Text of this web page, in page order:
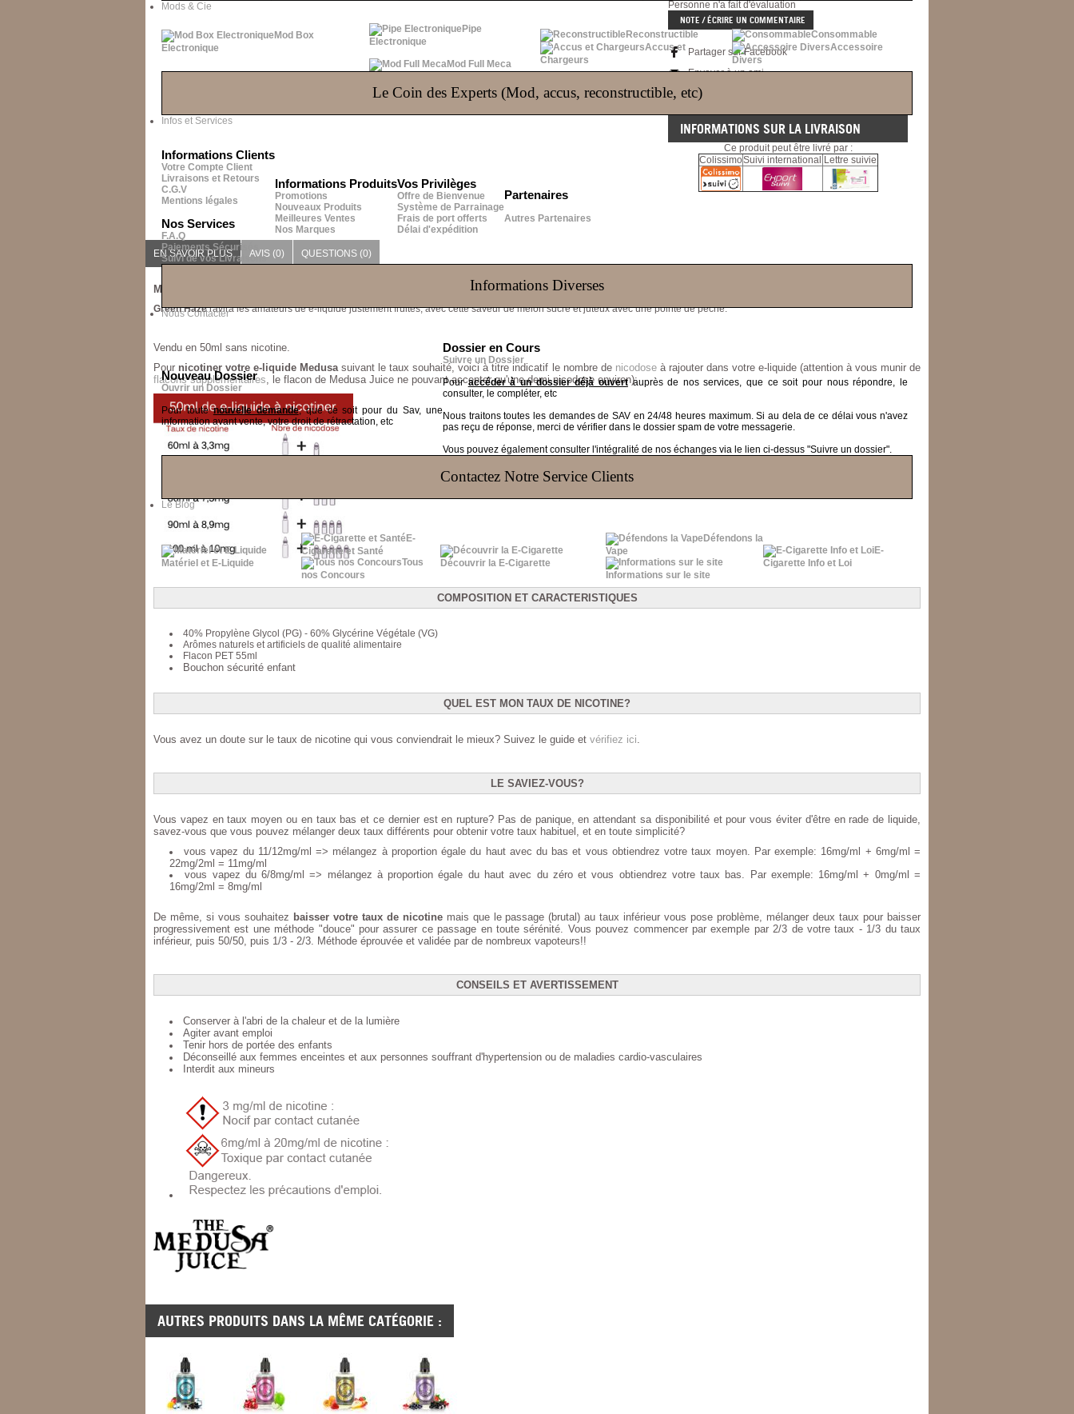
Mods & Cie
Mod Box
Electronique
Pipe
Electronique
Mod Full Meca
Reconstructible
Accus et
Chargeurs
Consommable
Accessoire
Divers
Le Coin des Experts (Mod, accus, reconstructible, etc)
Infos et Services
Informations Clients
Votre Compte Client
Livraisons et Retours
C.G.V
Mentions légales
Nos Services
F.A.Q
Paiements Sécurisés
Suivi de vos Livraisons
Informations Produits
Promotions
Nouveaux Produits
Meilleures Ventes
Nos Marques
Vos Privilèges
Offre de Bienvenue
Système de Parrainage
Frais de port offerts
Délai d'expédition
Partenaires
Autres Partenaires
Informations Diverses
Nous Contacter
Nouveau Dossier
Ouvrir un Dossier
Pour toutenouvelle demande, que ce soit pour du Sav, une
information avant vente, votre droit de rétractation, etc
Dossier en Cours
Suivre un Dossier
Pouraccéder à un dossier déjà ouvertauprès de nos services, que ce soit pour nous répondre, le
consulter, le compléter, etc
Nous traitons toutes les demandes de SAV en 24/48 heures maximum.Si au dela de ce délai vous n'avez
pas reçu de réponse, merci de vérifier dans le dossier spam de votre messagerie.
Vous pouvez également consulter l'intégralité de nos échanges via le lien ci-dessus "Suivre un dossier".
Contactez Notre Service Clients
Le Blog
Matériel et E-Liquide
E-
Cigarette et Santé
Tous
nos Concours
Découvrir la E-Cigarette
Défendons la
Vape
Informations sur le site
E-
Cigarette Info et Loi
Personne n'a fait d'évaluation
NOTE / ÉCRIRE UN COMMENTAIRE
Partager sur Facebook
Envoyer à un ami
Poser une question
INFORMATIONS SUR LA LIVRAISON
Ce produit peut être livré par :
ColissimoSuivi international Lettre suivie
EN SAVOIR PLUS AVIS (0) QUESTIONS (0)
Medusa Juice situé dans la province de Kuala Lumpur en Malaisie.
Green Hazeravira les amateurs de e-liquide justement fruités, avec cette saveur de melon sucré et juteux avec une pointe de pêche.
Vendu en 50ml sans nicotine.
Pour nicotiner votre e-liquide Medusasuivant le taux souhaité, voici à titre indicatif le nombre de nicodoseà rajouter dans votre e-liquide (attention à vous munir de
flacons supplémentaires, le flacon de Medusa Juice ne pouvant accepter qu'une demi nicodose environ):
COMPOSITION ET CARACTERISTIQUES
40% Propylène Glycol (PG) - 60% Glycérine Végétale (VG)
Arômes naturels et artificiels de qualité alimentaire
Flacon PET 55ml
Bouchon sécurité enfant
QUEL EST MON TAUX DE NICOTINE?
Vous avez un doute sur le taux de nicotine qui vous conviendrait le mieux? Suivez le guide et vérifiez ici.
LE SAVIEZ-VOUS?
Vous vapez en taux moyen ou en taux bas et ce dernier est en rupture? Pas de panique, en attendant sa disponibilité et pour vous éviter d'être en rade de liquide,
savez-vous que vous pouvez mélanger deux taux différents pour obtenir votre taux habituel, et en toute simplicité?
vous vapez du 11/12mg/ml => mélangez à proportion égale du haut avec du bas et vous obtiendrez votre taux moyen. Par exemple: 16mg/ml + 6mg/ml =
22mg/2ml = 11mg/ml
vous vapez du 6/8mg/ml => mélangez à proportion égale du haut avec du zéro et vous obtiendrez votre taux bas. Par exemple: 16mg/ml + 0mg/ml =
16mg/2ml = 8mg/ml
De même, si vous souhaitez baisser votre taux de nicotinemais que le passage (brutal) au taux inférieur vous pose problème, mélanger deux taux pour baisser
progressivement est une méthode "douce" pour assurer ce passage en toute sérénité. Vous pouvez commencer par exemple par 2/3 de votre taux - 1/3 du taux
inférieur, puis 50/50, puis 1/3 - 2/3. Méthode éprouvée et validée par de nombreux vapoteurs!!
CONSEILS ET AVERTISSEMENT
Conserver à l'abri de la chaleur et de la lumière
Agiter avant emploi
Tenir hors de portée des enfants
Déconseillé aux femmes enceintes et aux personnes souffrant d'hypertension ou de maladies cardio-vasculaires
Interdit aux mineurs
AUTRES PRODUITS DANS LA MÊME CATÉGORIE :